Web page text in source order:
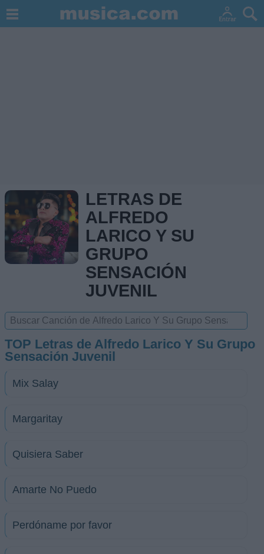
LETRAS DE
ALFREDO
LARICO Y SU
GRUPO
SENSACIÓN
JUVENIL
TOP Letras de Alfredo Larico Y Su Grupo
Sensación Juvenil
Mix Salay
Margaritay
Quisiera Saber
Amarte No Puedo
Perdóname por favor